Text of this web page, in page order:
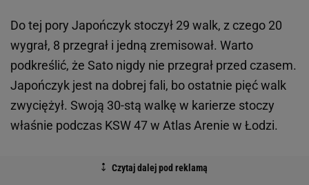
Do tej pory Japończyk stoczył 29 walk, z czego 20
wygrał, 8 przegrał i jedną zremisował. Warto
podkreślić, że Sato nigdy nie przegrał przed czasem.
Japończyk jest na dobrej fali, bo ostatnie pięć walk
zwyciężył. Swoją 30-stą walkę w karierze stoczy
właśnie podczas KSW 47 w Atlas Arenie w Łodzi.